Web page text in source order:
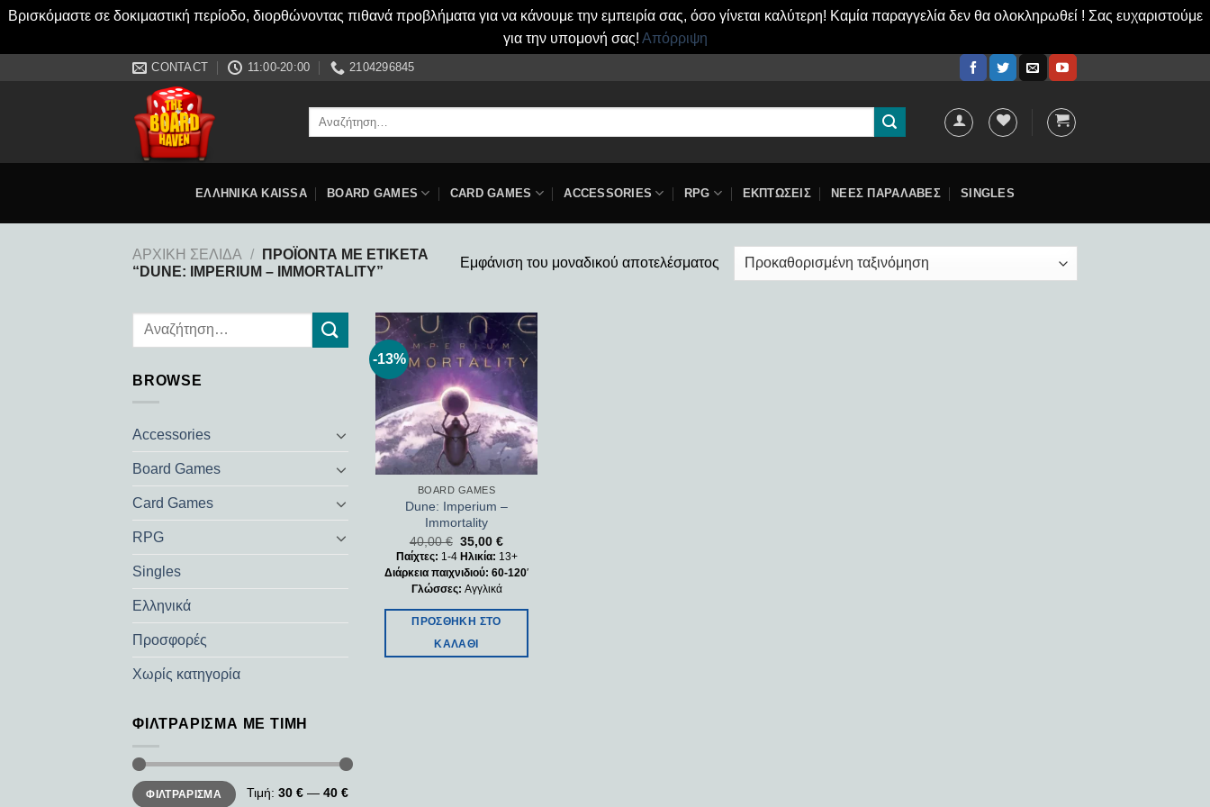
Βρισκόμαστε σε δοκιμαστική περίοδο, διορθώνοντας πιθανά προβλήματα για να κάνουμε την εμπειρία σας, όσο γίνεται καλύτερη! Καμία παραγγελία δεν θα ολοκληρωθεί ! Σας ευχαριστούμε
για την υπομονή σας! Απόρριψη
CONTACT 11:00-20:00 2104296845
Αναζήτηση
ΕΛΛΗΝΙΚΑ KAISSA BOARD GAMES CARD GAMES ACCESSORIES RPG ΕΚΠΤΩΣΕΙΣ ΝΕΕΣ ΠΑΡΑΛΑΒΕΣ SINGLES
ΑΡΧΙΚΉ ΣΕΛΊΔΑ /
ΠΡΟΪΌΝΤΑ ΜΕ ΕΤΙΚΈΤΑ
“DUNE: IMPERIUM – IMMORTALITY”
Εμφάνιση του μοναδικού αποτελέσματος
BROWSE
Accessories
Board Games
Card Games
RPG
Singles
Ελληνικά
Προσφορές
Χωρίς κατηγορία
ΦΙΛΤΡΆΡΙΣΜΑ ΜΕ ΤΙΜΉ
Ελάχιστη
τιμή
Μέγιστη
τιμήΦΙΛΤΡΆΡΙΣΜΑ Τιμή: 30 € — 40 €
-13%
Add to
wishlist
BOARD GAMES
Dune: Imperium –
Immortality
40,00€ 35,00€
Παίχτες: 1-4 Ηλικία: 13+
Διάρκεια παιχνιδιού: 60-120′
Γλώσσες: Αγγλικά
ΠΡΟΣΘΉΚΗ ΣΤΟ
ΚΑΛΆΘΙ